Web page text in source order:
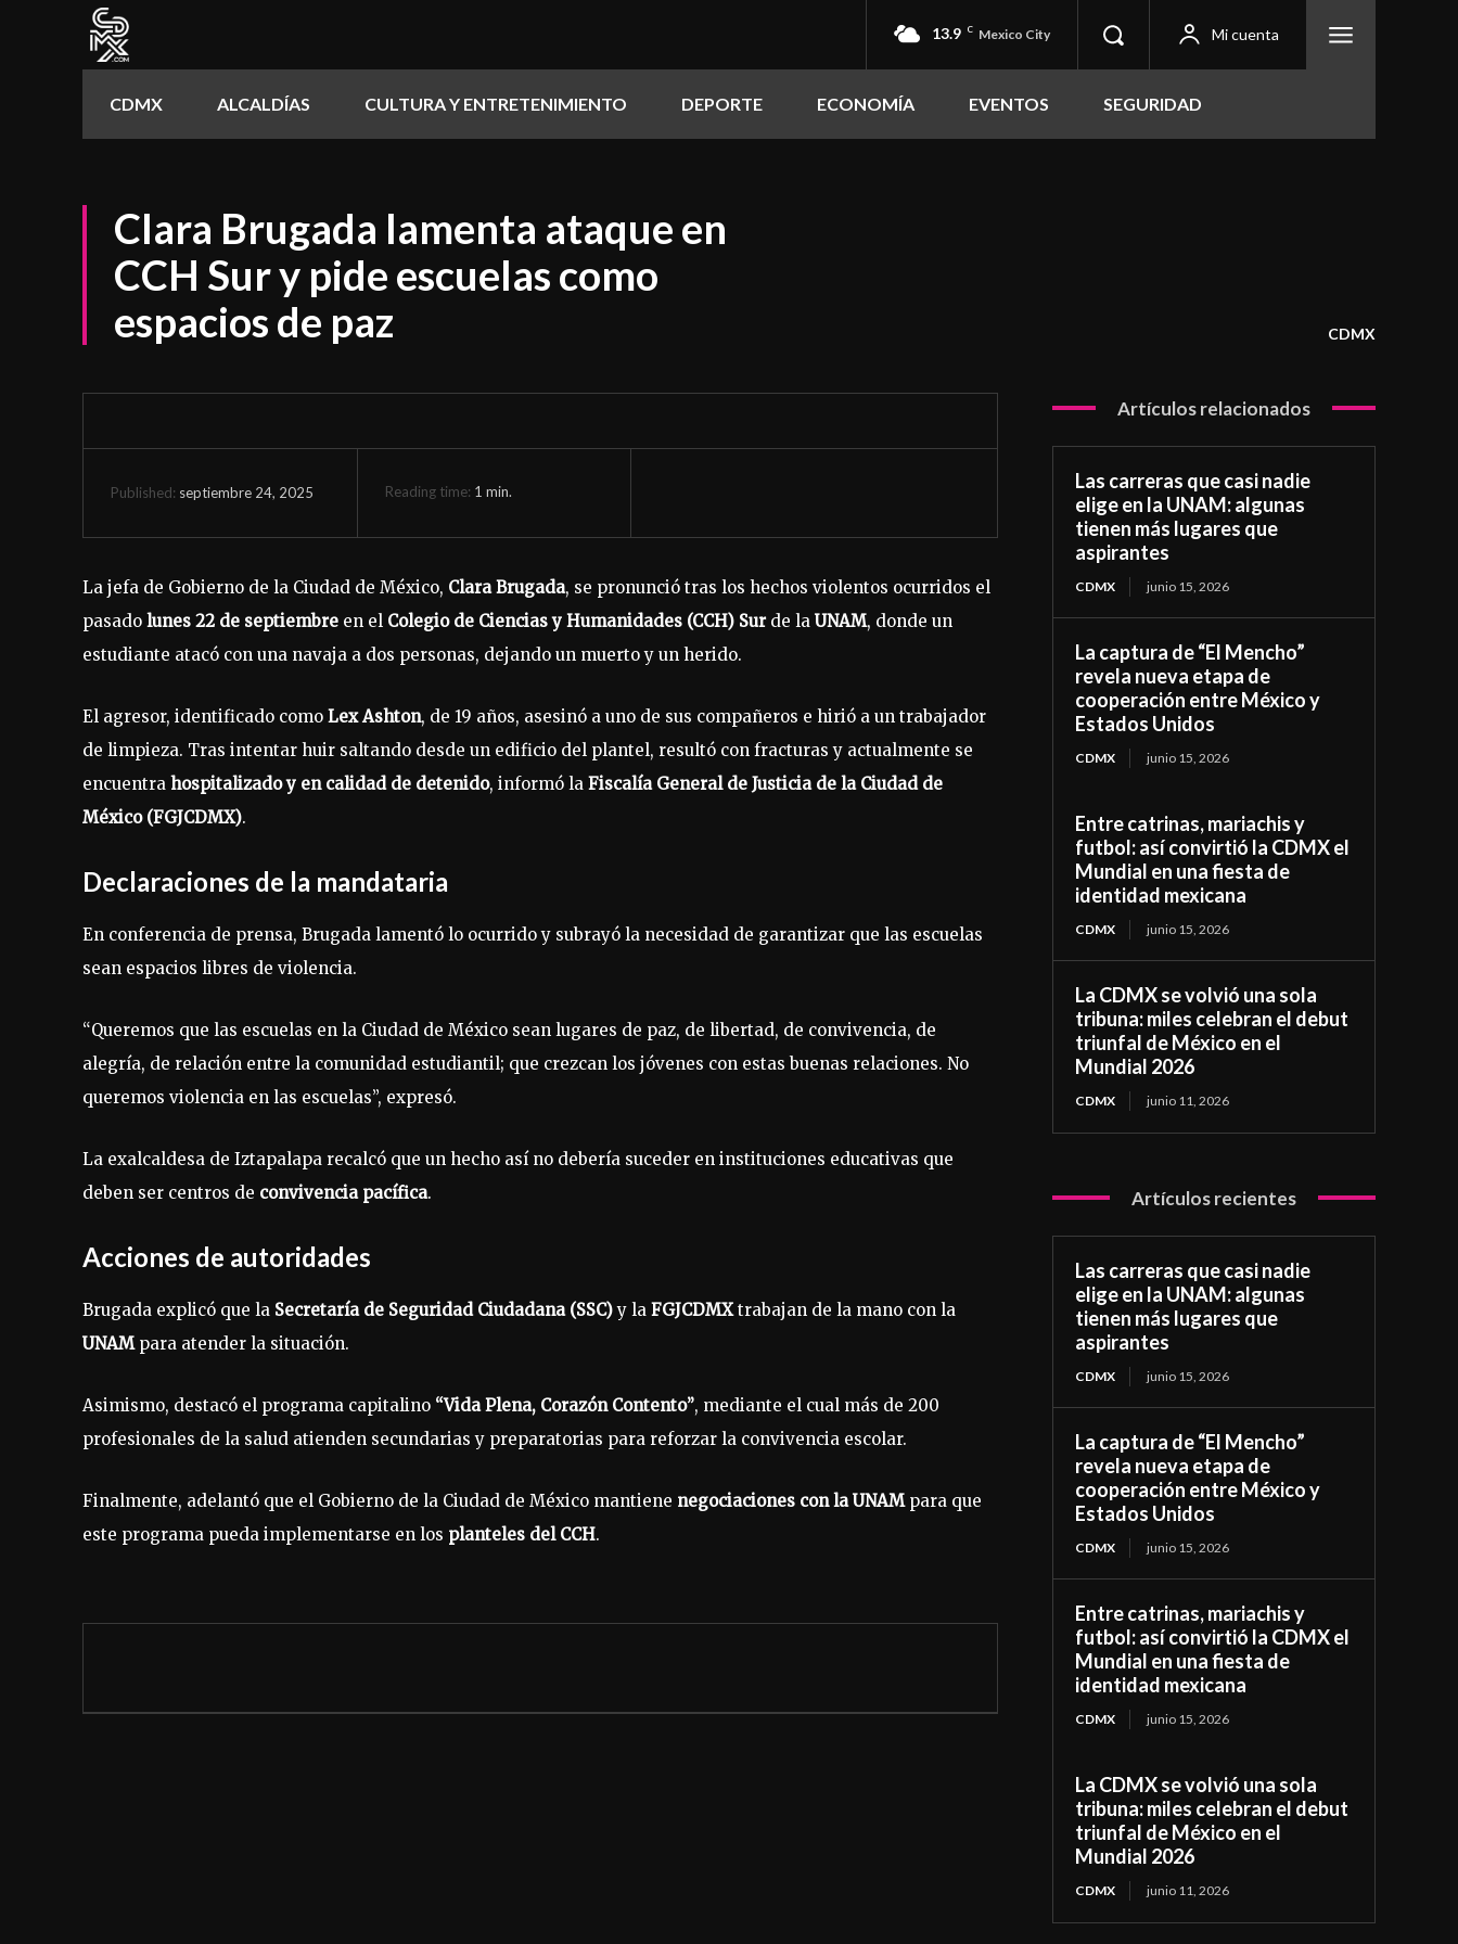
13.9 C Mexico City Mi cuenta
CDMX ALCALDÍAS CULTURA Y ENTRETENIMIENTO DEPORTE ECONOMÍA EVENTOS SEGURIDAD
Clara Brugada lamenta ataque en
CCH Sur y pide escuelas como
espacios de paz
CDMX
Published: septiembre 24, 2025 Reading time: 1 min.
La jefa de Gobierno de la Ciudad de México, Clara Brugada, se pronunció tras los hechos violentos ocurridos el
pasado lunes 22 de septiembre en el Colegio de Ciencias y Humanidades (CCH) Surde la UNAM, donde un
estudiante atacó con una navaja a dos personas, dejando un muerto y un herido.
El agresor, identificado como Lex Ashton, de 19 años, asesinó a uno de sus compañeros e hirió a un trabajador
de limpieza. Tras intentar huir saltando desde un edificio del plantel, resultó con fracturas y actualmente se
encuentra hospitalizado y en calidad de detenido, informó la Fiscalía General de Justicia de la Ciudad de
México (FGJCDMX).
Declaraciones de la mandataria
En conferencia de prensa, Brugada lamentó lo ocurrido y subrayó la necesidad de garantizar que las escuelas
sean espacios libres de violencia.
“Queremos que las escuelas en la Ciudad de México sean lugares de paz, de libertad, de convivencia, de
alegría, de relación entre la comunidad estudiantil; que crezcan los jóvenes con estas buenas relaciones. No
queremos violencia en las escuelas”, expresó.
La exalcaldesa de Iztapalapa recalcó que un hecho así no debería suceder en instituciones educativas que
deben ser centros de convivencia pacífica.
Acciones de autoridades
Brugada explicó que la Secretaría de Seguridad Ciudadana (SSC)y la FGJCDMXtrabajan de la mano con la
UNAMpara atender la situación.
Asimismo, destacó el programa capitalino “Vida Plena, Corazón Contento”, mediante el cual más de 200
profesionales de la salud atienden secundarias y preparatorias para reforzar la convivencia escolar.
Finalmente, adelantó que el Gobierno de la Ciudad de México mantiene negociaciones con la UNAMpara que
este programa pueda implementarse en los planteles del CCH.
Artículos relacionados
Las carreras que casi nadie
elige en la UNAM: algunas
tienen más lugares que
aspirantes
CDMX junio 15, 2026
La captura de “El Mencho”
revela nueva etapa de
cooperación entre México y
Estados Unidos
CDMX junio 15, 2026
Entre catrinas, mariachis y
futbol: así convirtió la CDMX el
Mundial en una fiesta de
identidad mexicana
CDMX junio 15, 2026
La CDMX se volvió una sola
tribuna: miles celebran el debut
triunfal de México en el
Mundial 2026
CDMX junio 11, 2026
Artículos recientes
Las carreras que casi nadie
elige en la UNAM: algunas
tienen más lugares que
aspirantes
CDMX junio 15, 2026
La captura de “El Mencho”
revela nueva etapa de
cooperación entre México y
Estados Unidos
CDMX junio 15, 2026
Entre catrinas, mariachis y
futbol: así convirtió la CDMX el
Mundial en una fiesta de
identidad mexicana
CDMX junio 15, 2026
La CDMX se volvió una sola
tribuna: miles celebran el debut
triunfal de México en el
Mundial 2026
CDMX junio 11, 2026